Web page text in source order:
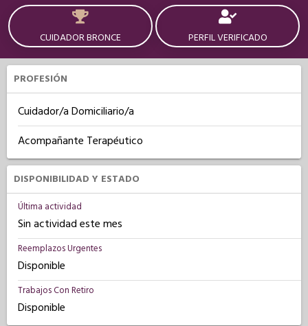
CUIDADOR BRONCE PERFIL VERIFICADO
PROFESIÓN
Cuidador/a Domiciliario/a
Acompañante Terapéutico
DISPONIBILIDAD Y ESTADO
Última actividad
Sin actividad este mes
Reemplazos Urgentes
Disponible
Trabajos Con Retiro
Disponible